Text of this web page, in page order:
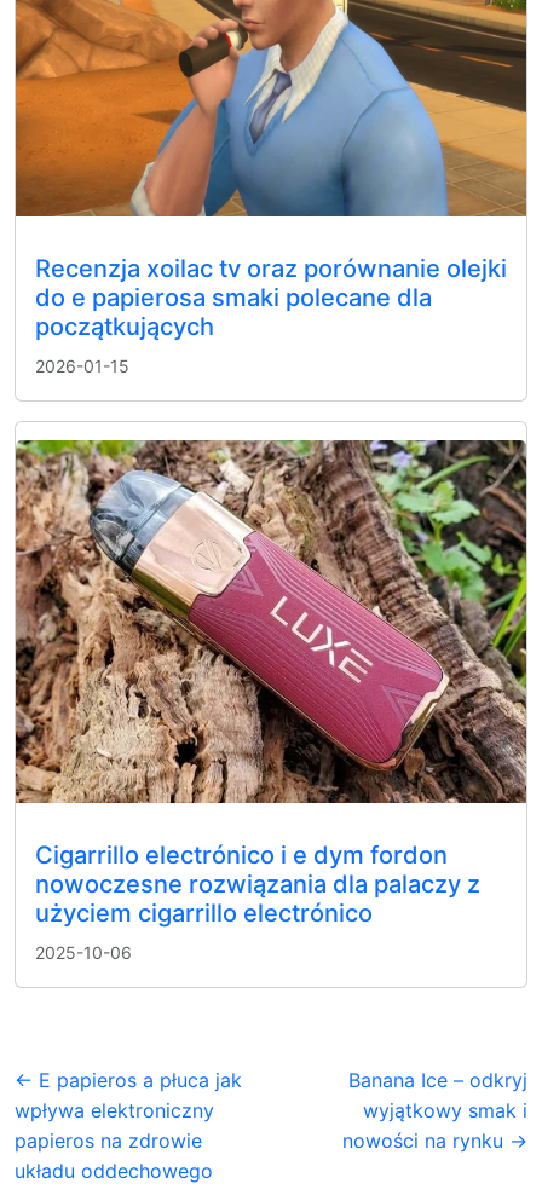
Recenzja xoilac tv oraz porównanie olejki
do e papierosa smaki polecane dla
początkujących
2026-01-15
Cigarrillo electrónico i e dym fordon
nowoczesne rozwiązania dla palaczy z
użyciem cigarrillo electrónico
2025-10-06
← E papieros a płuca jak
wpływa elektroniczny
papieros na zdrowie
układu oddechowego
Banana Ice – odkryj
wyjątkowy smak i
nowości na rynku →